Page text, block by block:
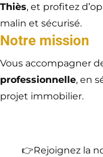
Thiès, et profitez
malin et sécurisé.
Notre mission
Vous accompagner
professionnelle, en
projet immobilier.
👉Rejoignez la